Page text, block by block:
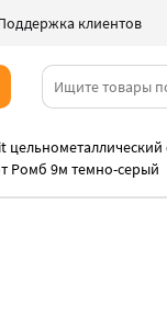
клиентов
цельнометаллический
Ромб 9м темно-серый